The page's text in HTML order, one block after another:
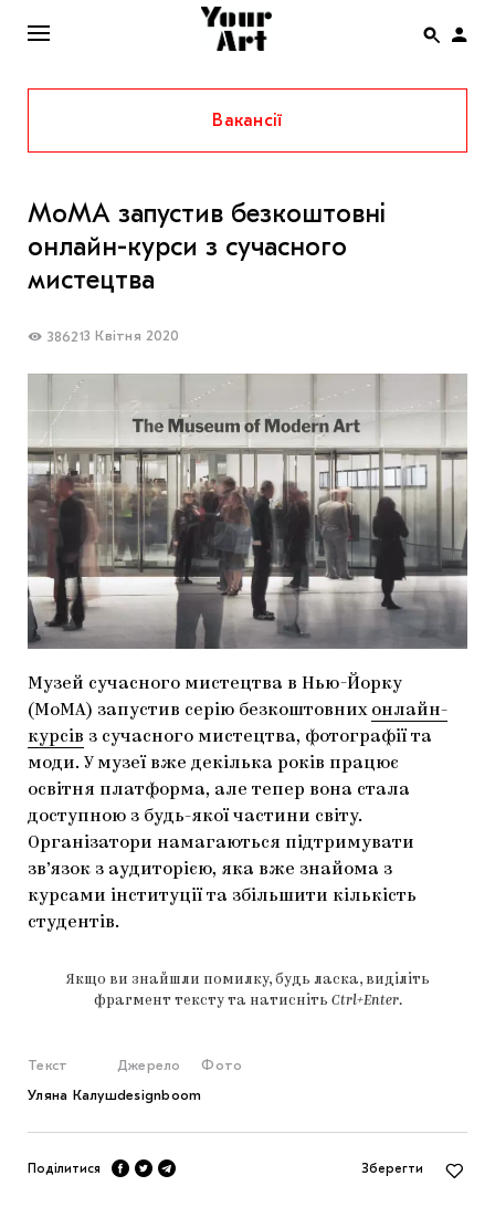
ENG
НОВИНИ
ІНТЕРВ’Ю
СПЕЦПРОЄКТИ
THE UKRAINIAN PAVILION AT VENICE BIENNALE
2022
МАРІУПОЛЬСЬКІ МАРГІНАЛІЇ
ДОСЛІДНИЦЬКА ПЛАТФОРМА
ЗАПАЛЕННЯ
CARPATHIAN CULT ПРО РІЗДВЯНІ СВЯТА
Вакансії
MoMA запустив безкоштовні
онлайн-курси з сучасного
мистецтва
386213 Квітня 2020
Музей сучасного мистецтва в Нью-Йорку
(MoMA) запустив серію безкоштовних онлайн-
курсів з сучасного мистецтва, фотографії та
моди. У музеї вже декілька років працює
освітня платформа, але тепер вона стала
доступною з будь-якої частини світу.
Організатори намагаються підтримувати
зв’язок з аудиторією, яка вже знайома з
курсами інституції та збільшити кількість
студентів.
Якщо ви знайшли помилку, будь ласка, виділіть
фрагмент тексту та натисніть Ctrl+Enter.
Текст
Уляна Калуш
Джерело
designboom
Фото
Поділитися Зберегти